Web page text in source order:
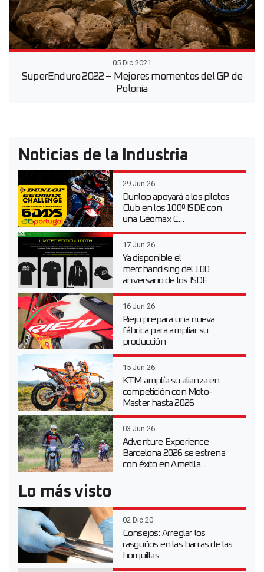
05 Dic 2021
SuperEnduro 2022 – Mejores momentos del GP de
Polonia
Noticias de la Industria
29 Jun 26
Dunlop apoyará a los pilotos
Club en los 100º ISDE con
una Geomax C...
17 Jun 26
Ya disponible el
merchandising del 100
aniversario de los ISDE
16 Jun 26
Rieju prepara una nueva
fábrica para ampliar su
producción
15 Jun 26
KTM amplía su alianza en
competición con Moto-
Master hasta 2026
03 Jun 26
Adventure Experience
Barcelona 2026 se estrena
con éxito en Ametlla...
Lo más visto
02 Dic 20
Consejos: Arreglar los
rasguños en las barras de las
horquillas